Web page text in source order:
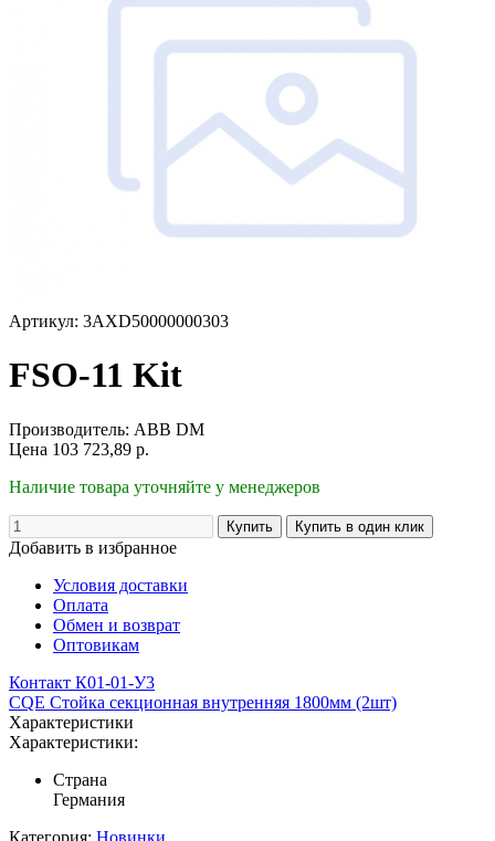
Артикул: 3AXD50000000303
FSO-11 Kit
Производитель: ABB DM
Цена 103 723,89 р.
Наличие товара уточняйте у менеджеров
Добавить в избранное
Условия доставки
Оплата
Обмен и возврат
Оптовикам
Контакт К01-01-У3
CQE Стойка секционная внутренняя 1800мм (2шт)
Характеристики
Характеристики:
Страна
Германия
Категория: Новинки